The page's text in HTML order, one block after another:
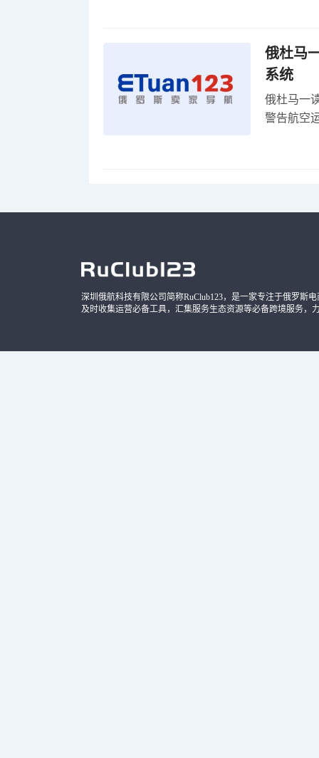
俄杜马
系统
俄杜马一
警告航空
深圳俄航科技有限公司简称RuClub123，是一家专注于俄罗斯
及时收集运营必备工具，汇集服务生态资源等必备跨境服务，